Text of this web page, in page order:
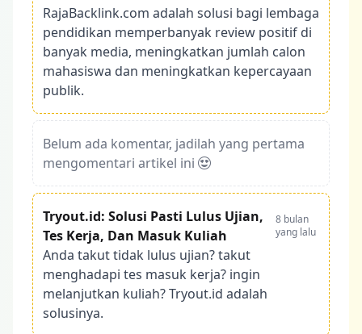
RajaBacklink.com adalah solusi bagi lembaga
pendidikan memperbanyak review positif di
banyak media, meningkatkan jumlah calon
mahasiswa dan meningkatkan kepercayaan
publik.
Belum ada komentar, jadilah yang pertama
mengomentari artikel ini
Tryout.id: Solusi Pasti Lulus Ujian,
Tes Kerja, Dan Masuk Kuliah
8 bulan
yang lalu
Anda takut tidak lulus ujian? takut
menghadapi tes masuk kerja? ingin
melanjutkan kuliah? Tryout.id adalah
solusinya.